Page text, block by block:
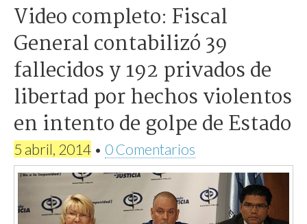
Video completo: Fiscal
General contabilizó 39
fallecidos y 192 privados de
libertad por hechos violentos
en intento de golpe de Estado
5 abril, 2014 • 0 Comentarios